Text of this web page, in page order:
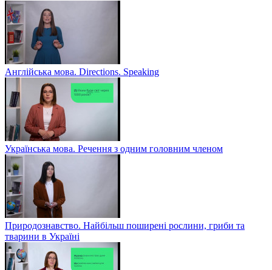
Англійська мова. Directions. Speaking
Українська мова. Речення з одним головним членом
Природознавство. Найбільш поширені рослини, гриби та
тварини в Україні